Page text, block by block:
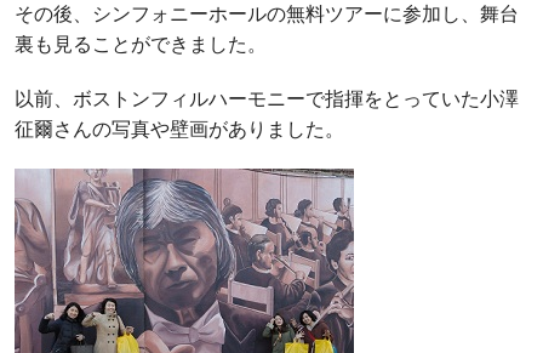
その後、シンフォニーホールの無料ツアーに参加し、舞台
裏も見ることができました。
以前、ボストンフィルハーモニーで指揮をとっていた小澤
征爾さんの写真や壁画がありました。